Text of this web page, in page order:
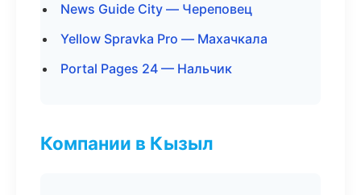
News Guide City — Череповец
Yellow Spravka Pro — Махачкала
Portal Pages 24 — Нальчик
Компании в Кызыл